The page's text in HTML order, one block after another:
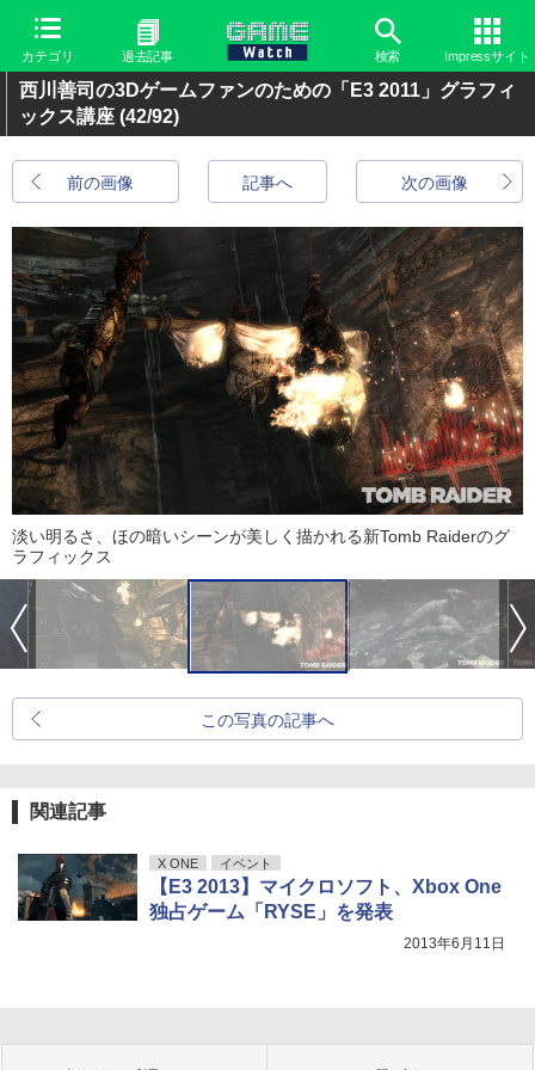
カテゴリ 過去記事 検索 Impressサイト
西川善司の3Dゲームファンのための「E3 2011」グラフィ
ックス講座 (42/92)
前の画像 次の画像
記事へ
淡い明るさ、ほの暗いシーンが美しく描かれる新Tomb Raiderのグ
ラフィックス
この写真の記事へ
関連記事
X ONE イベント
【E3 2013】マイクロソフト、Xbox One
独占ゲーム「RYSE」を発表
2013年6月11日